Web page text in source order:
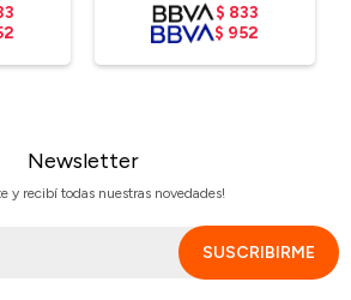
$ 833
$ 952
Newsletter
y recibí todas nuestras novedades!
SUSCRIBIRME